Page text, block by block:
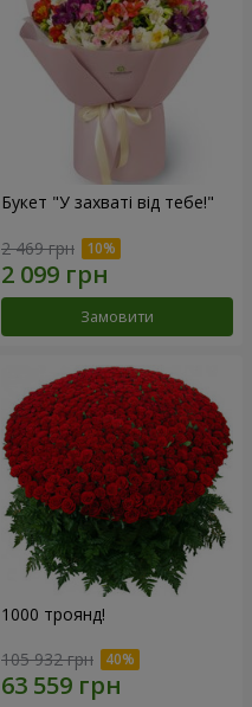
Букет "У захваті від тебе!"
2 469 грн
Замовити
1000 троянд!
105 932 грн